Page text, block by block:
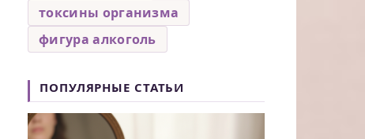
токсины организма
фигура алкоголь
ПОПУЛЯРНЫЕ СТАТЬИ